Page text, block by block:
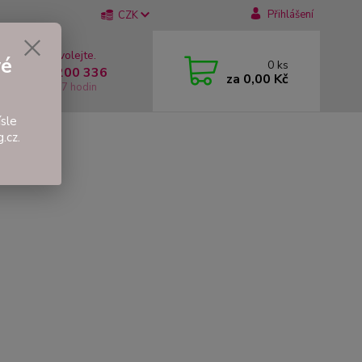
CZK Přihlášení
si rady? Zavolejte.
737 200 336
Pátek: 8 - 17 hodin
0 ks
za 0,00 Kč